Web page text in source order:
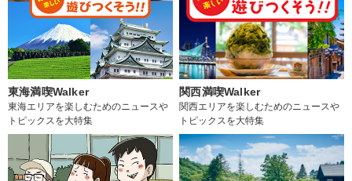
東海満喫Walker
東海エリアを楽しむためのニュースや
トピックスを大特集
関西満喫Walker
関西エリアを楽しむためのニュースや
トピックスを大特集